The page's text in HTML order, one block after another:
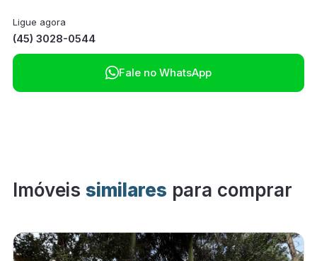
Ligue agora
(45) 3028-0544
Fale no WhatsApp
Imóveis similares para comprar